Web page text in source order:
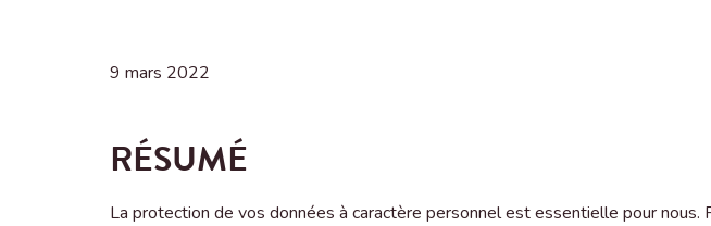
9 mars 2022
RÉSUMÉ
La protection de vos données à caractère personnel est essentielle pour